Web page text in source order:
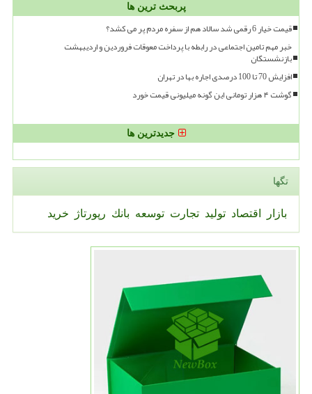
پربحث ترین ها
قیمت خیار 6 رقمی شد سالاد هم از سفره مردم پر می کشد؟
خبر مهم تامین اجتماعی در رابطه با پرداخت معوقات فروردین و اردیبهشت
بازنشستگان
افزایش 70 تا 100 درصدی اجاره بها در تهران
گوشت ۴ هزار تومانی این گونه میلیونی قیمت خورد
جدیدترین ها
تگها
بازار اقتصاد تولید تجارت توسعه بانك رپورتاژ خرید